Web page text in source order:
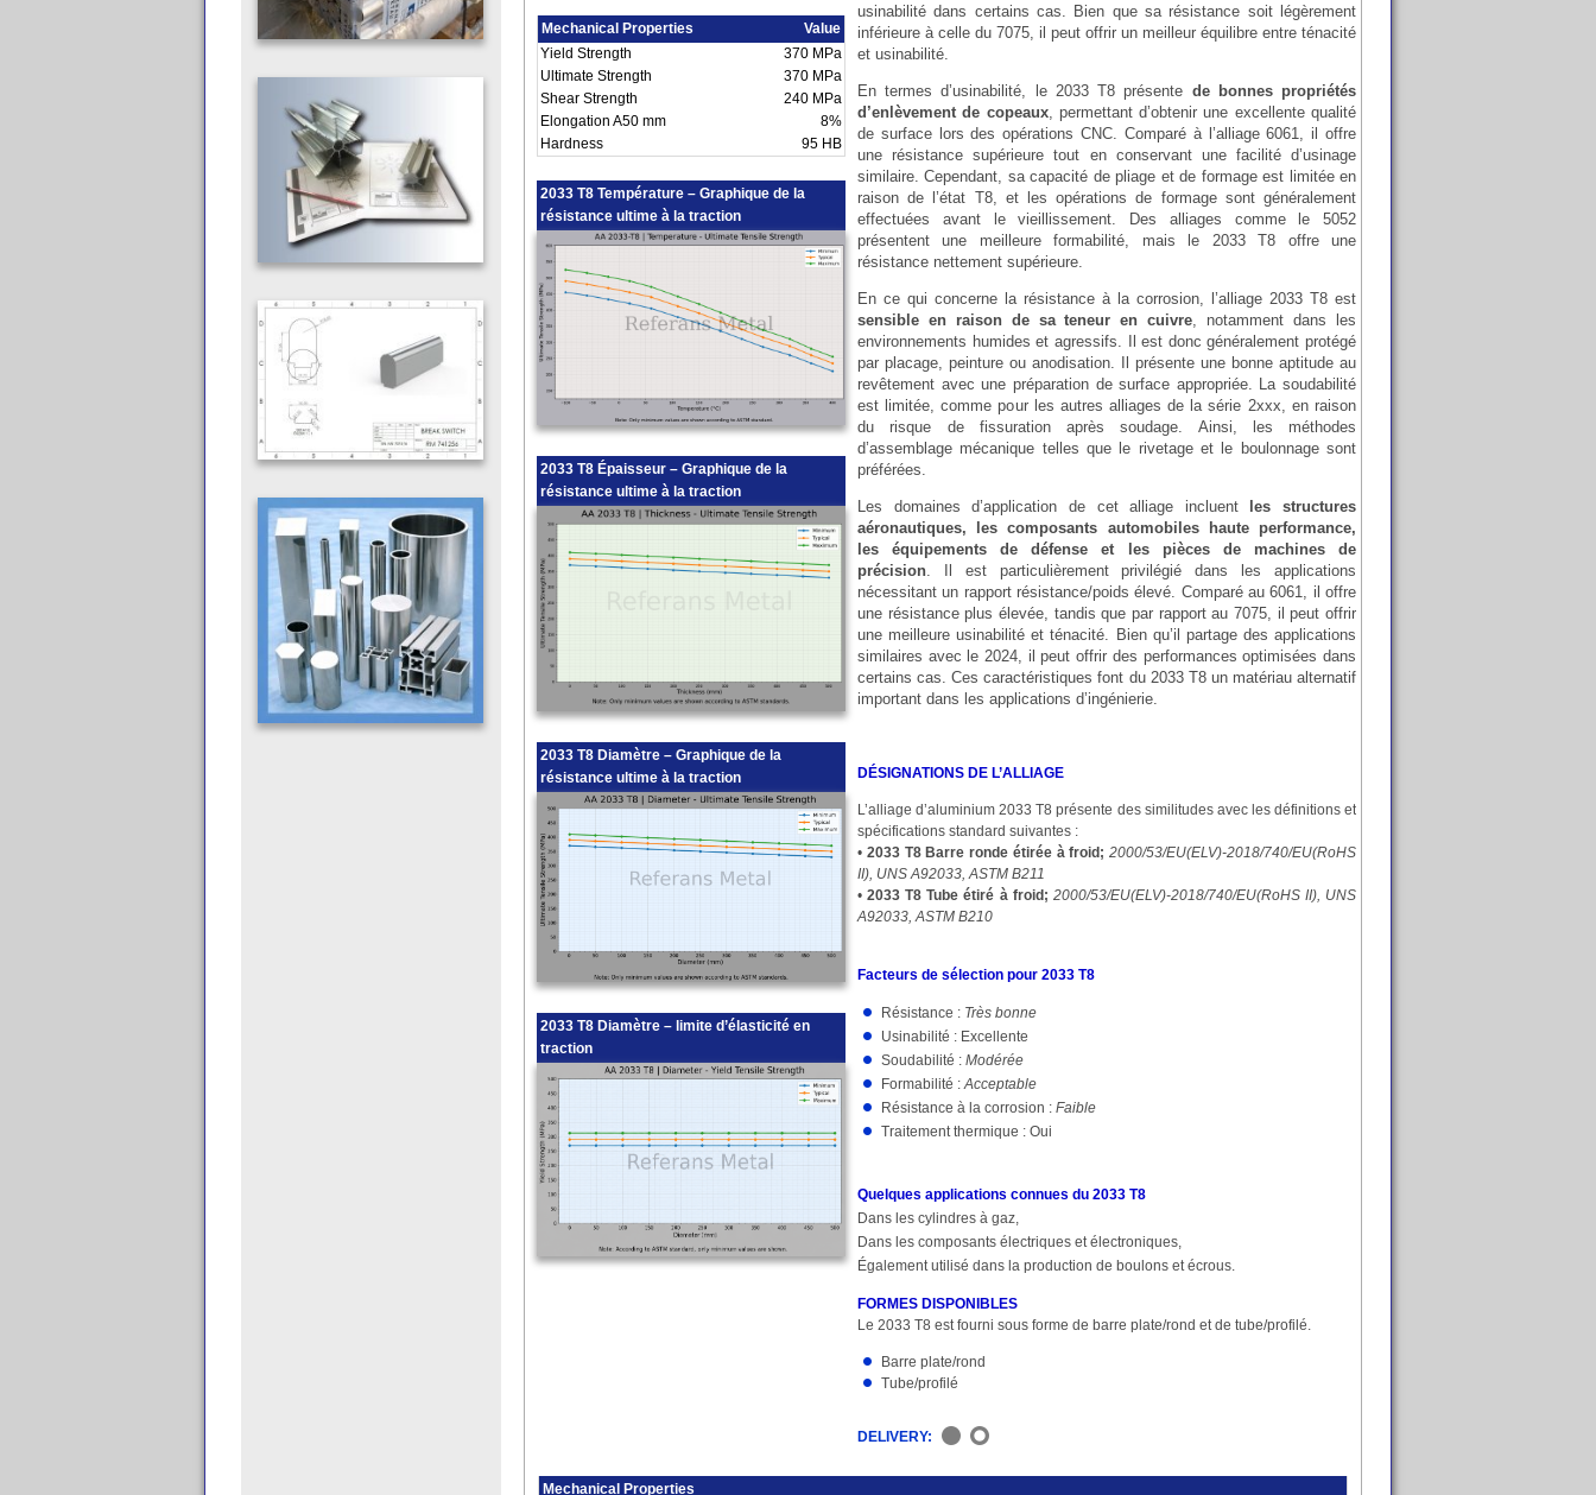
Mechanical Properties
Value
Yield Strength
370 MPa
Ultimate Strength
370 MPa
Shear Strength
240 MPa
Elongation A50 mm
8%
Hardness
95 HB
2033 T8 Température – Graphique de la
résistance ultime à la traction
2033 T8 Épaisseur – Graphique de la
résistance ultime à la traction
2033 T8 Diamètre – Graphique de la
résistance ultime à la traction
2033 T8 Diamètre – limite d’élasticité en
traction
usinabilité dans certains cas. Bien que sa résistance soit légèrement
inférieure à celle du 7075, il peut offrir un meilleur équilibre entre ténacité
et usinabilité.
En termes d’usinabilité, le 2033 T8 présente de bonnes propriétés
d’enlèvement de copeaux, permettant d’obtenir une excellente qualité
de surface lors des opérations CNC. Comparé à l’alliage 6061, il offre
une résistance supérieure tout en conservant une facilité d’usinage
similaire. Cependant, sa capacité de pliage et de formage est limitée en
raison de l’état T8, et les opérations de formage sont généralement
effectuées avant le vieillissement. Des alliages comme le 5052
présentent une meilleure formabilité, mais le 2033 T8 offre une
résistance nettement supérieure.
En ce qui concerne la résistance à la corrosion, l’alliage 2033 T8 est
sensible en raison de sa teneur en cuivre, notamment dans les
environnements humides et agressifs. Il est donc généralement protégé
par placage, peinture ou anodisation. Il présente une bonne aptitude au
revêtement avec une préparation de surface appropriée. La soudabilité
est limitée, comme pour les autres alliages de la série 2xxx, en raison
du risque de fissuration après soudage. Ainsi, les méthodes
d’assemblage mécanique telles que le rivetage et le boulonnage sont
préférées.
Les domaines d’application de cet alliage incluent
les structures
aéronautiques, les composants automobiles haute performance,
les équipements de défense et les pièces de machines de
précision. Il est particulièrement privilégié dans les applications
nécessitant un rapport résistance/poids élevé. Comparé au 6061, il offre
une résistance plus élevée, tandis que par rapport au 7075, il peut offrir
une meilleure usinabilité et ténacité. Bien qu’il partage des applications
similaires avec le 2024, il peut offrir des performances optimisées dans
certains cas. Ces caractéristiques font du 2033 T8 un matériau alternatif
important dans les applications d’ingénierie.
DÉSIGNATIONS DE L’ALLIAGE
L’alliage d’aluminium 2033 T8 présente des similitudes avec les définitions et
spécifications standard suivantes :
• 2033 T8 Barre ronde étirée à froid; 2000/53/EU(ELV)-2018/740/EU(RoHS
II), UNS A92033, ASTM B211
•2033 T8 Tube étiré à froid; 2000/53/EU(ELV)-2018/740/EU(RoHS II), UNS
A92033, ASTM B210
Facteurs de sélection pour 2033 T8
Résistance : Très bonne
Usinabilité : Excellente
Soudabilité : Modérée
Formabilité :Acceptable
Résistance à la corrosion : Faible
Traitement thermique : Oui
Quelques applications connues du 2033 T8
Dans les cylindres à gaz,
Dans les composants électriques et électroniques,
Également utilisé dans la production de boulons et écrous.
FORMES DISPONIBLES
Le 2033 T8 est fourni sous forme de barre plate/rond et de tube/profilé.
Barre plate/rond
Tube/profilé
DELIVERY:
Mechanical Properties